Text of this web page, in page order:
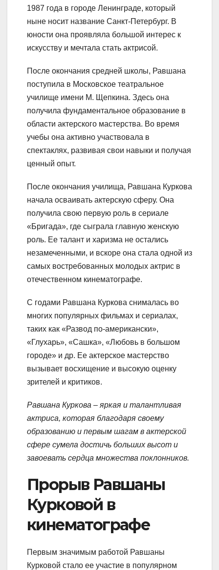
1987 года в городе Ленинграде, который
ныне носит название Санкт-Петербург. В
юности она проявляла большой интерес к
искусству и мечтала стать актрисой.
После окончания средней школы, Равшана
поступила в Московское театральное
училище имени М. Щепкина. Здесь она
получила фундаментальное образование в
области актерского мастерства. Во время
учебы она активно участвовала в
спектаклях, развивая свои навыки и получая
ценный опыт.
После окончания училища, Равшана Куркова
начала осваивать актерскую сферу. Она
получила свою первую роль в сериале
«Бригада», где сыграла главную женскую
роль. Ее талант и харизма не остались
незамеченными, и вскоре она стала одной из
самых востребованных молодых актрис в
отечественном кинематографе.
С годами Равшана Куркова снималась во
многих популярных фильмах и сериалах,
таких как «Развод по-американски»,
«Глухарь», «Сашка», «Любовь в большом
городе» и др. Ее актерское мастерство
вызывает восхищение и высокую оценку
зрителей и критиков.
Равшана Куркова – яркая и талантливая
актриса, которая благодаря своему
образованию и первым шагам в актерской
сфере сумела достичь больших высот и
завоевать сердца множества поклонников.
Прорыв Равшаны
Курковой в
кинематографе
Первым значимым работой Равшаны
Курковой стало ее участие в популярном